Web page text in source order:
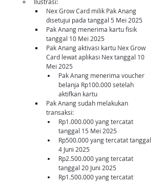
Nex Grow Card milik Pak Anang
disetujui pada tanggal 5 Mei 2025
Pak Anang menerima kartu fisik
tanggal 10 Mei 2025
Pak Anang aktivasi kartu Nex Grow
Card lewat aplikasi Nex tanggal 10
Mei 2025
Pak Anang menerima voucher
belanja Rp100.000 setelah
aktifkan kartu
Pak Anang sudah melakukan
transaksi:
Rp1.000.000 yang tercatat
tanggal 15 Mei 2025
Rp500.000 yang tercatat tanggal
4 Juni 2025
Rp2.500.000 yang tercatat
tanggal 20 Juni 2025
Rp1.500.000 yang tercatat